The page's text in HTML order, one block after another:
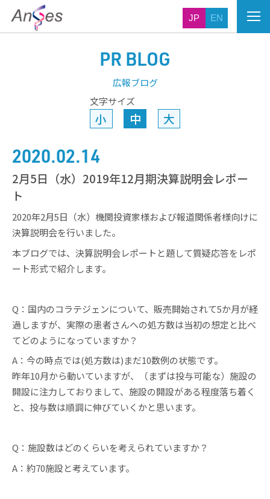
JP EN
PR BLOG
広報ブログ
文字サイズ
小 中 大
2020.02.14
2月5日（水）2019年12月期決算説明会レポー
ト
2020年2月5日（水）機関投資家様および報道関係者様向けに
決算説明会を行いました。
本ブログでは、決算説明会レポートと題して質疑応答をレポ
ート形式で紹介します。
Q：国内のコラテジェンについて、販売開始されて5か月が経
過しますが、実際の患者さんへの処方数は当初の想定と比べ
てどのようになっていますか？
A：今の時点では(処方数は)まだ10数例の状態です。
昨年10月から動いていますが、（まずは投与可能な）施設の
開設に注力しておりまして、施設の開設がある程度落ち着く
と、投与数は順調に伸びていくかと思います。
Q：施設数はどのくらいを考えられていますか？
A：約70施設と考えています。